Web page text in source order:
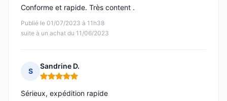
Publié le 01/07/2023 à 11h38
suite à un achat du 11/06/2023
Conforme et rapide. Très content .
S
Sandrine D.
Note : 5 sur 5
Sérieux, expédition rapide